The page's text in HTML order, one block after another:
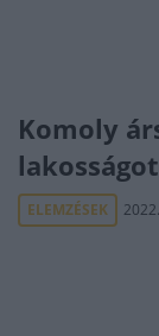
Komoly
ELEMZÉSEK